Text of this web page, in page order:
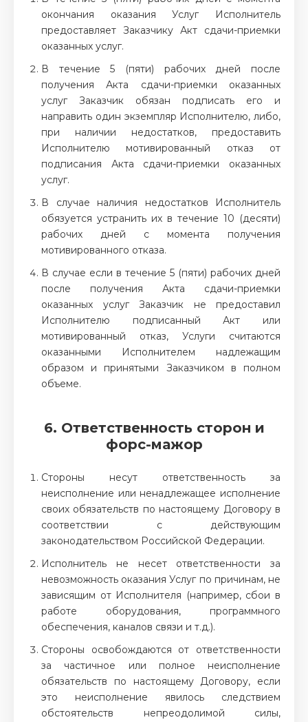
окончания оказания Услуг Исполнитель
предоставляет Заказчику Акт сдачи-приемки
оказанных услуг.
В течение 5 (пяти) рабочих дней после
получения Акта сдачи-приемки оказанных
услуг Заказчик обязан подписать его и
направить один экземпляр Исполнителю, либо,
при наличии недостатков, предоставить
Исполнителю мотивированный отказ от
подписания Акта сдачи-приемки оказанных
услуг.
В случае наличия недостатков Исполнитель
обязуется устранить их в течение 10 (десяти)
рабочих дней с момента получения
мотивированного отказа.
В случае если в течение 5 (пяти) рабочих дней
после получения Акта сдачи-приемки
оказанных услуг Заказчик не предоставил
Исполнителю подписанный Акт или
мотивированный отказ, Услуги считаются
оказанными Исполнителем надлежащим
образом и принятыми Заказчиком в полном
объеме.
6. Ответственность сторон и
форс-мажор
Стороны несут ответственность за
неисполнение или ненадлежащее исполнение
своих обязательств по настоящему Договору в
соответствии с действующим
законодательством Российской Федерации.
Исполнитель не несет ответственности за
невозможность оказания Услуг по причинам, не
зависящим от Исполнителя (например, сбои в
работе оборудования, программного
обеспечения, каналов связи и т.д.).
Стороны освобождаются от ответственности
за частичное или полное неисполнение
обязательств по настоящему Договору, если
это неисполнение явилось следствием
обстоятельств непреодолимой силы,